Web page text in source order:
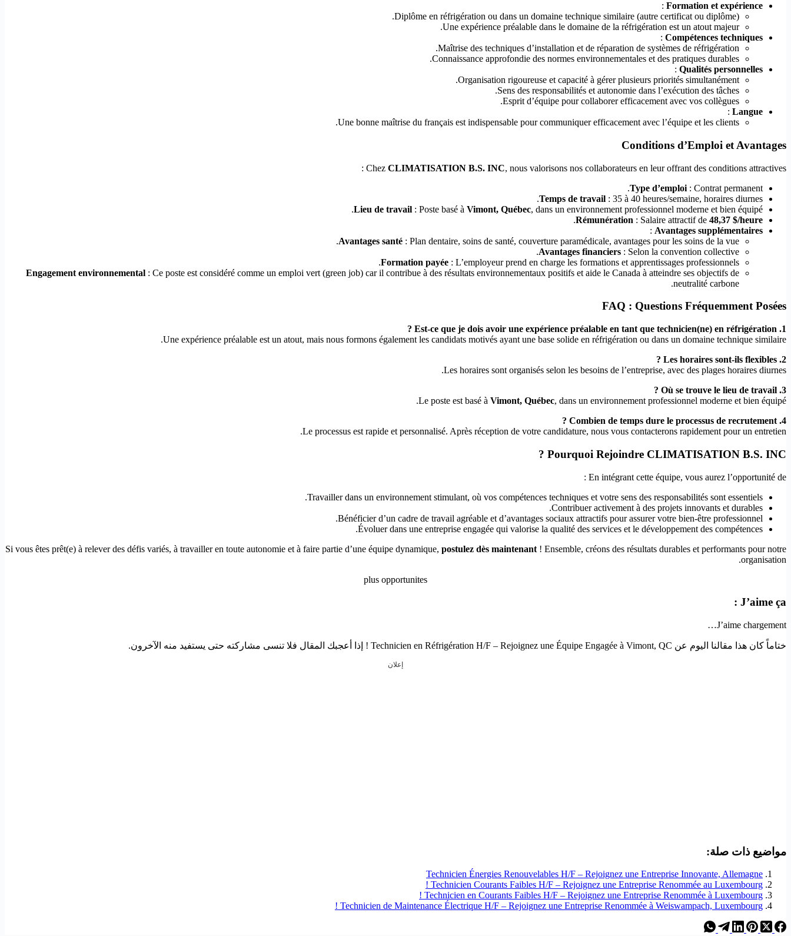
Formation et expérience
:
Diplôme en réfrigération ou dans un domaine technique similaire (autre certificat ou diplôme).
Une expérience préalable dans le domaine de la réfrigération est un atout majeur.
Compétences techniques
:
Maîtrise des techniques d’installation et de réparation de systèmes de réfrigération.
Connaissance approfondie des normes environnementales et des pratiques durables.
Qualités personnelles
:
Organisation rigoureuse et capacité à gérer plusieurs priorités simultanément.
Sens des responsabilités et autonomie dans l’exécution des tâches.
Esprit d’équipe pour collaborer efficacement avec vos collègues.
Langue
:
Une bonne maîtrise du français est indispensable pour communiquer efficacement avec l’équipe et les clients.
Conditions d’Emploi et Avantages
Chez CLIMATISATION B.S. INC, nous valorisons nos collaborateurs en leur offrant des conditions attractives :
Type d’emploi : Contrat permanent.
Temps de travail : 35 à 40 heures/semaine, horaires diurnes.
Lieu de travail : Poste basé à Vimont, Québec, dans un environnement professionnel moderne et bien équipé.
Rémunération : Salaire attractif de 48,37 $/heure
.
Avantages supplémentaires
:
Avantages santé : Plan dentaire, soins de santé, couverture paramédicale, avantages pour les soins de la vue.
Avantages financiers : Selon la convention collective.
Formation payée : L’employeur prend en charge les formations et apprentissages professionnels.
Engagement environnemental : Ce poste est considéré comme un emploi vert (green job) car il contribue à des résultats environnementaux positifs et aide le Canada à atteindre ses objectifs de
neutralité carbone.
FAQ : Questions Fréquemment Posées
1. Est-ce que je dois avoir une expérience préalable en tant que technicien(ne) en réfrigération ?
Une expérience préalable est un atout, mais nous formons également les candidats motivés ayant une base solide en réfrigération ou dans un domaine technique similaire.
2. Les horaires sont-ils flexibles ?
Les horaires sont organisés selon les besoins de l’entreprise, avec des plages horaires diurnes.
3. Où se trouve le lieu de travail ?
Le poste est basé à Vimont, Québec, dans un environnement professionnel moderne et bien équipé.
4. Combien de temps dure le processus de recrutement ?
Le processus est rapide et personnalisé. Après réception de votre candidature, nous vous contacterons rapidement pour un entretien.
Pourquoi Rejoindre CLIMATISATION B.S. INC ?
En intégrant cette équipe, vous aurez l’opportunité de :
Travailler dans un environnement stimulant, où vos compétences techniques et votre sens des responsabilités sont essentiels.
Contribuer activement à des projets innovants et durables.
Bénéficier d’un cadre de travail agréable et d’avantages sociaux attractifs pour assurer votre bien-être professionnel.
Évoluer dans une entreprise engagée qui valorise la qualité des services et le développement des compétences.
Si vous êtes prêt(e) à relever des défis variés, à travailler en toute autonomie et à faire partie d’une équipe dynamique, postulez dès maintenant ! Ensemble, créons des résultats durables et performants pour notre
organisation.
plus opportunites
J’aime ça :
J’aime chargement…
ختاماً كان هذا مقالنا اليوم عن Technicien en Réfrigération H/F – Rejoignez une Équipe Engagée à Vimont, QC ! إذا أعجبك المقال فلا تنسى مشاركته حتى يستفيد منه الآخرون.
إعلان
مواضيع ذات صلة:
Technicien Énergies Renouvelables H/F – Rejoignez une Entreprise Innovante, Allemagne
Technicien Courants Faibles H/F – Rejoignez une Entreprise Renommée au Luxembourg !
Technicien en Courants Faibles H/F – Rejoignez une Entreprise Renommée à Luxembourg !
Technicien de Maintenance Électrique H/F – Rejoignez une Entreprise Renommée à Weiswampach, Luxembourg !